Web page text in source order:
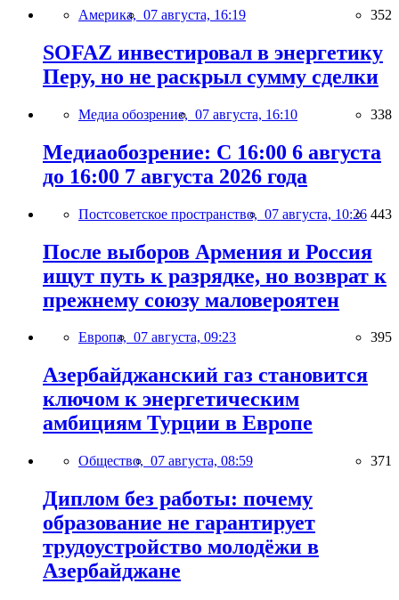
Америка, 07 августа, 16:19 352
SOFAZ инвестировал в энергетику
Перу, но не раскрыл сумму сделки
Медиа обозрение, 07 августа, 16:10 338
Медиаобозрение: С 16:00 6 августа
до 16:00 7 августа 2026 года
Постсоветское пространство, 07 августа, 10:26 443
После выборов Армения и Россия
ищут путь к разрядке, но возврат к
прежнему союзу маловероятен
Европа, 07 августа, 09:23 395
Азербайджанский газ становится
ключом к энергетическим
амбициям Турции в Европе
Общество, 07 августа, 08:59 371
Диплом без работы: почему
образование не гарантирует
трудоустройство молодёжи в
Азербайджане